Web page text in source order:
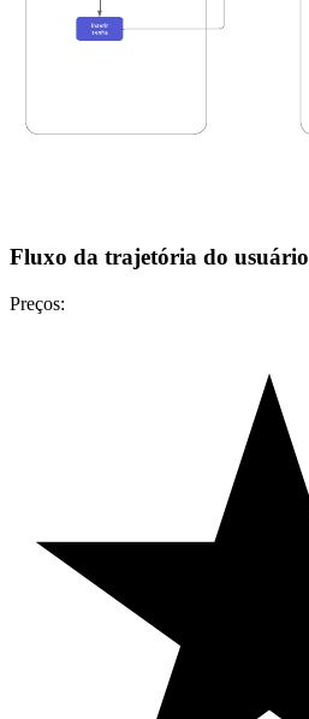
Fluxo da trajetória do usuário
Preços: